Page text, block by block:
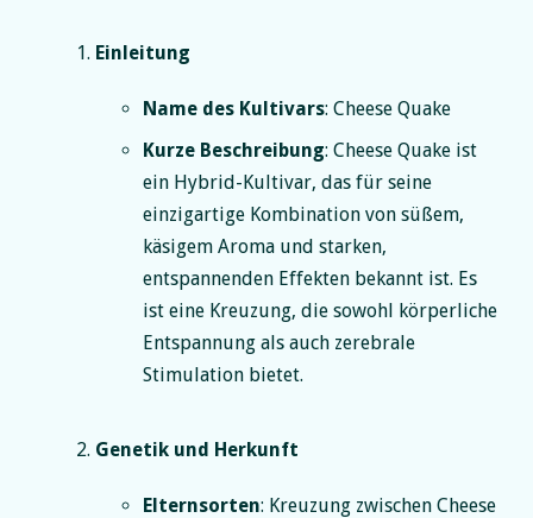
Einleitung
Name des Kultivars: Cheese Quake
Kurze Beschreibung: Cheese Quake ist
ein Hybrid-Kultivar, das für seine
einzigartige Kombination von süßem,
käsigem Aroma und starken,
entspannenden Effekten bekannt ist. Es
ist eine Kreuzung, die sowohl körperliche
Entspannung als auch zerebrale
Stimulation bietet.
Genetik und Herkunft
Elternsorten: Kreuzung zwischen Cheese